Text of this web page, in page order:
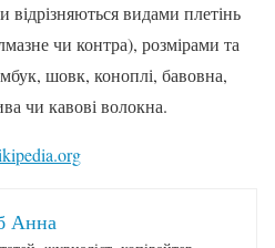
відрізняються видами плетінь
чи контра), розмірами та
шовк, коноплі, бавовна,
чи кавові волокна.
Анна